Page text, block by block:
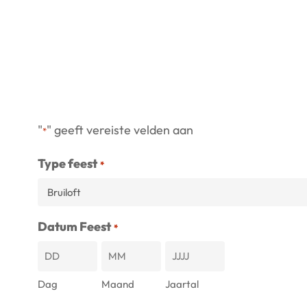
"*" geeft vereiste velden aan
Type feest *
Datum Feest *
Dag Maand Jaartal